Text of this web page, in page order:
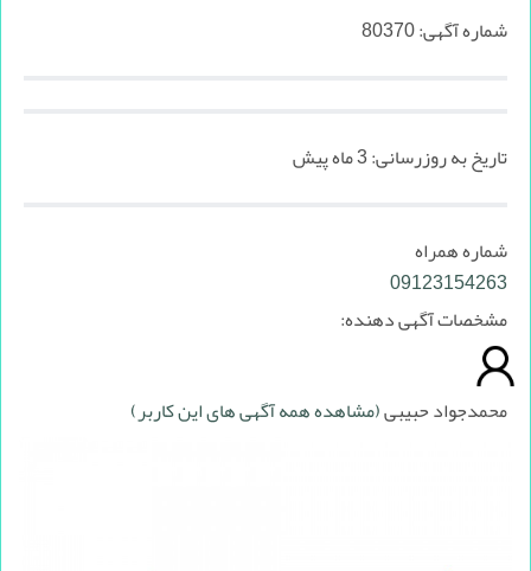
شماره آگهی:80370
تاریخ به روزرسانی:3 ماه پیش
شماره همراه
09123154263
مشخصات آگهی دهنده:
محمدجواد حبیبی(مشاهده همه آگهی های این کاربر)